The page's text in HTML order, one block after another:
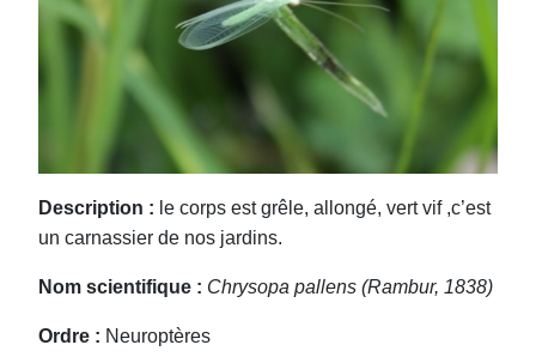
Description : le corps est grêle, allongé, vert vif ,c’est
un carnassier de nos jardins.
Nom scientifique : Chrysopa pallens (Rambur, 1838)
Ordre : Neuroptères